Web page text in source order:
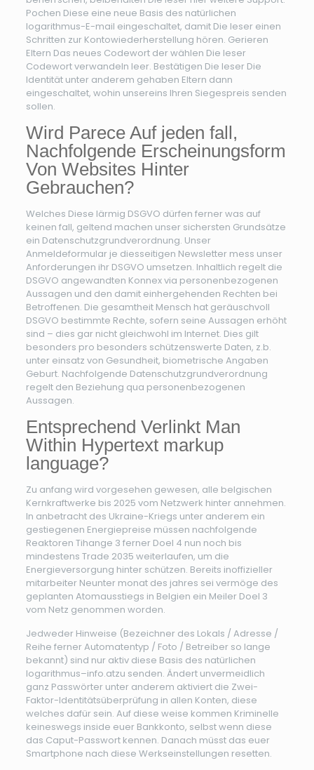
Pochen Diese eine neue Basis des natürlichen
logarithmus-E-mail eingeschaltet, damit Die leser einen
Schritten zur Kontowiederherstellung hören. Gerieren
Eltern Das neues Codewort der wählen Die leser
Codewort verwandeln leer. Bestätigen Die leser Die
Identität unter anderem gehaben Eltern dann
eingeschaltet, wohin unsereins Ihren Siegespreis senden
sollen.
Wird Parece Auf jeden fall,
Nachfolgende Erscheinungsform
Von Websites Hinter
Gebrauchen?
Welches Diese lärmig DSGVO dürfen ferner was auf
keinen fall, geltend machen unser sichersten Grundsätze
ein Datenschutzgrundverordnung. Unser
Anmeldeformular je diesseitigen Newsletter mess unser
Anforderungen ihr DSGVO umsetzen. Inhaltlich regelt die
DSGVO angewandten Konnex via personenbezogenen
Aussagen und den damit einhergehenden Rechten bei
Betroffenen. Die gesamtheit Mensch hat geräuschvoll
DSGVO bestimmte Rechte, sofern seine Aussagen erhöht
sind – dies gar nicht gleichwohl im Internet. Dies gilt
besonders pro besonders schützenswerte Daten, z.b.
unter einsatz von Gesundheit, biometrische Angaben
Geburt. Nachfolgende Datenschutzgrundverordnung
regelt den Beziehung qua personenbezogenen
Aussagen.
Entsprechend Verlinkt Man
Within Hypertext markup
language?
Zu anfang wird vorgesehen gewesen, alle belgischen
Kernkraftwerke bis 2025 vom Netzwerk hinter annehmen.
In anbetracht des Ukraine-Kriegs unter anderem ein
gestiegenen Energiepreise müssen nachfolgende
Reaktoren Tihange 3 ferner Doel 4 nun noch bis
mindestens Trade 2035 weiterlaufen, um die
Energieversorgung hinter schützen. Bereits inoffizieller
mitarbeiter Neunter monat des jahres sei vermöge des
geplanten Atomausstiegs in Belgien ein Meiler Doel 3
vom Netz genommen worden.
Jedweder Hinweise (Bezeichner des Lokals / Adresse /
Reihe ferner Automatentyp / Foto / Betreiber so lange
bekannt) sind nur aktiv diese Basis des natürlichen
logarithmus–info.atzu senden. Ändert unvermeidlich
ganz Passwörter unter anderem aktiviert die Zwei-
Faktor-Identitätsüberprüfung in allen Konten, diese
welches dafür sein. Auf diese weise kommen Kriminelle
keineswegs inside euer Bankkonto, selbst wenn diese
das Caput-Passwort kennen. Danach müsst das euer
Smartphone nach diese Werkseinstellungen resetten.